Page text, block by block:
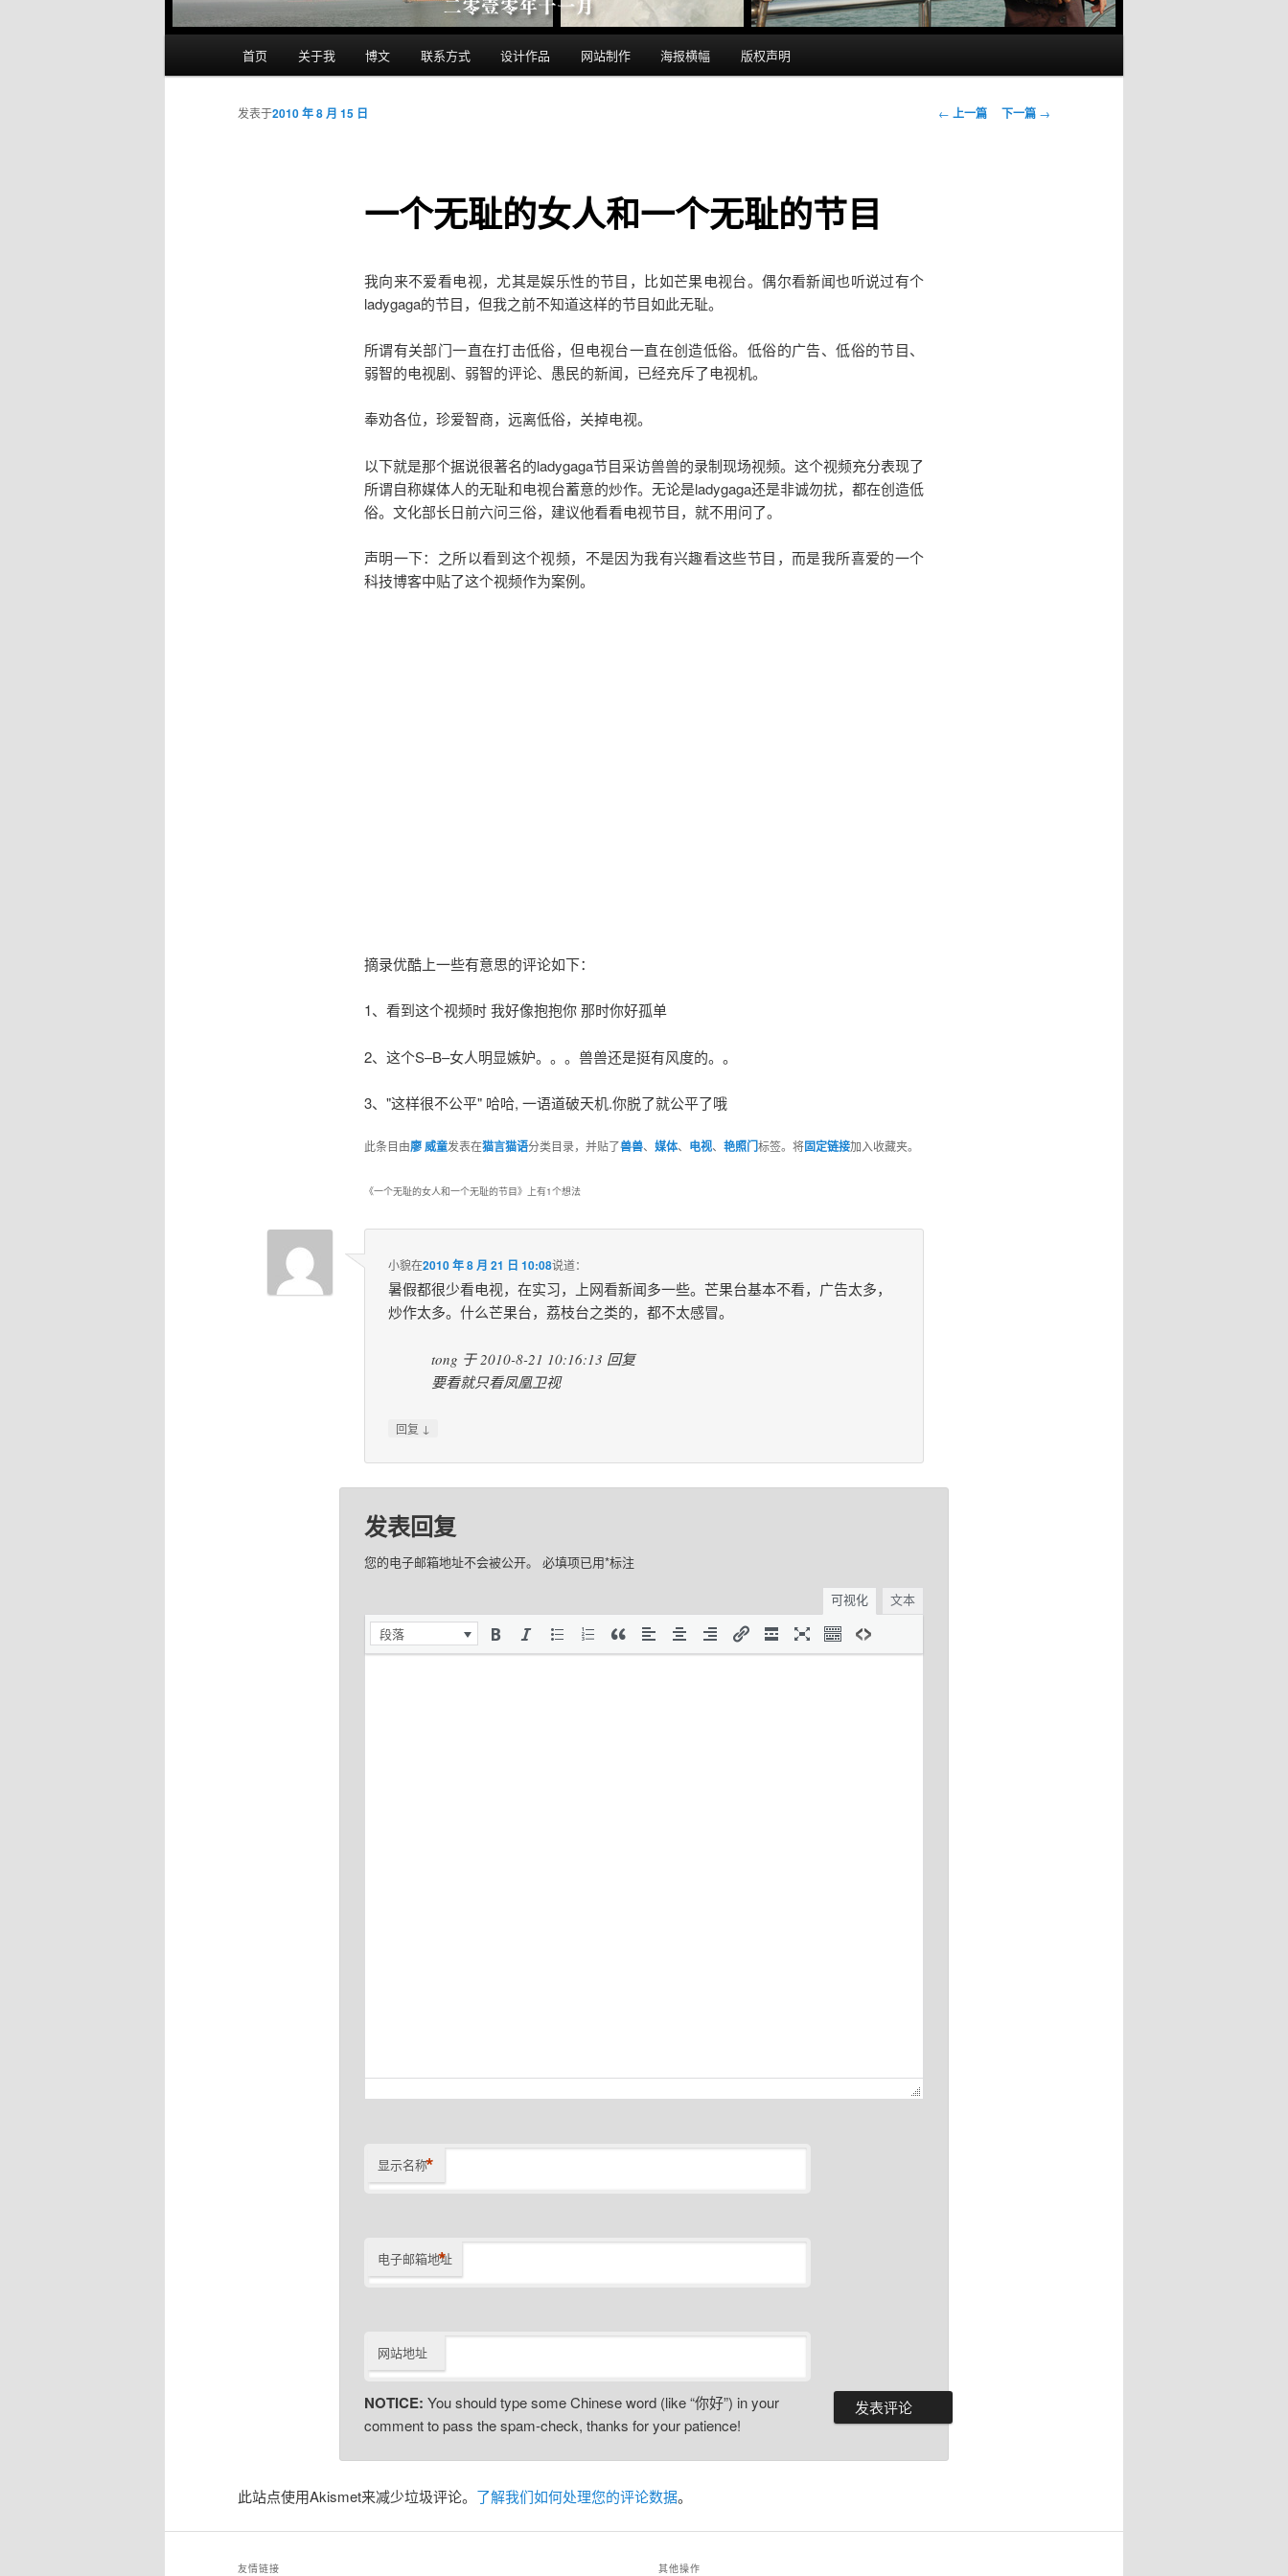
跳
至
首页 关于我 博文 联系方式 设计作品 网站制作 海报横幅 版权声明
文
← 上一篇 下一篇 →
一个无耻的女人和一个无耻的节目
发表于2010 年 8 月 15 日
我向来不爱看电视，尤其是娱乐性的节目，比如芒果电视台。偶尔看新闻也听说过有个
ladygaga的节目，但我之前不知道这样的节目如此无耻。
所谓有关部门一直在打击低俗，但电视台一直在创造低俗。低俗的广告、低俗的节目、
弱智的电视剧、弱智的评论、愚民的新闻，已经充斥了电视机。
奉劝各位，珍爱智商，远离低俗，关掉电视。
以下就是那个据说很著名的ladygaga节目采访兽兽的录制现场视频。这个视频充分表现了
所谓自称媒体人的无耻和电视台蓄意的炒作。无论是ladygaga还是非诚勿扰，都在创造低
俗。文化部长日前六问三俗，建议他看看电视节目，就不用问了。
声明一下：之所以看到这个视频，不是因为我有兴趣看这些节目，而是我所喜爱的一个
科技博客中贴了这个视频作为案例。
摘录优酷上一些有意思的评论如下：
1、看到这个视频时 我好像抱抱你 那时你好孤单
2、 这个S–B–女人明显嫉妒。。。兽兽还是挺有风度的。。
3、 "这样很不公平" 哈哈, 一语道破天机.你脱了就公平了哦
此条目由廖 威童发表在猫言猫语分类目录，并贴了兽兽、 媒体、 电视、 艳照门标签。将固定链接加入收藏夹。
《一个无耻的女人和一个无耻的节目》上有1个想法
小貌在2010 年 8 月 21 日 10:08说道：
暑假都很少看电视，在实习，上网看新闻多一些。芒果台基本不看，广告太多，
炒作太多。什么芒果台，荔枝台之类的，都不太感冒。
tong 于 2010-8-21 10:16:13 回复
要看就只看凤凰卫视
回复 ↓
发表回复
您的电子邮箱地址不会被公开。 必填项已用*标注
可视化 文本
段落
显示名称*
电子邮箱地址
*
网站地址
NOTICE: You should type some Chinese word (like “你好”) in your
comment to pass the spam-check, thanks for your patience!
此站点使用Akismet来减少垃圾评论。 了解我们如何处理您的评论数据。
友情链接 其他操作